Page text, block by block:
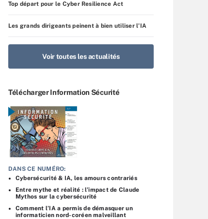
Top départ pour le Cyber Resilience Act
Les grands dirigeants peinent à bien utiliser l’IA
Voir toutes les actualités
Télécharger Information Sécurité
DANS CE NUMÉRO:
Cybersécurité & IA, les amours contrariés
Entre mythe et réalité : l’impact de Claude
Mythos sur la cybersécurité
Comment l’IA a permis de démasquer un
informaticien nord-coréen malveillant